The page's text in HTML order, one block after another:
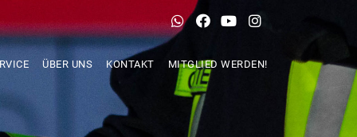
ÜBER UNS KONTAKT MITGLIED WERDEN!